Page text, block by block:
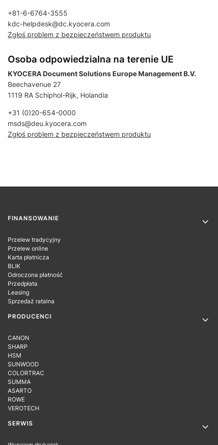
+81-6-6764-3555
kdc-helpdesk@dc.kyocera.com
Zgłoś problem z bezpieczeństwem produktu
Osoba odpowiedzialna na terenie UE
KYOCERA Document Solutions Europe Management B.V.
Beechavenue 27
1119 RA Schiphol-Rijk, Holandia
+31 (0)20-654-0000
msds@deu.kyocera.com
Zgłoś problem z bezpieczeństwem produktu
Linki w stopce
FINANSOWANIE
Przelew tradycyjny
Przelew online
Karta płatnicza
BLIK
Odroczona płatność
Przedpłata
Leasing
Sprzedaż ratalna
PRODUCENCI
CANON
SHARP
HSM
SUNWOOD
COLORTRAC
SUMMA
ASARTO
ROWE
VEROTECH
SERWIS